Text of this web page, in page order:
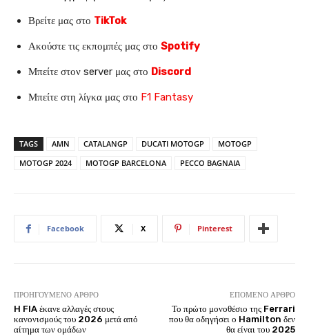
Βρείτε μας στο TikTok
Ακούστε τις εκπομπές μας στο Spotify
Μπείτε στον server μας στο Discord
Μπείτε στη λίγκα μας στο F1 Fantasy
TAGS AMN CATALANGP DUCATI MOTOGP
MOTOGP
MOTOGP 2024
MOTOGP BARCELONA PECCO BAGNAIA
Facebook X Pinterest
ΠΡΟΗΓΟΎΜΕΝΟ ΆΡΘΡΟ
H FIA έκανε αλλαγές στους
κανονισμούς του 2026 μετά από
αίτημα των ομάδων
ΕΠΌΜΕΝΟ ΆΡΘΡΟ
Το πρώτο μονοθέσιο της Ferrari
που θα οδηγήσει ο Hamilton δεν
θα είναι του 2025